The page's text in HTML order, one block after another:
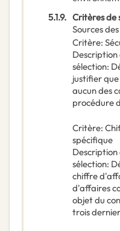
5.1.9. Critères de
Sources
Critère:
sélection:
justifier
aucun des
procédure
Critère:
spécifique
sélection:
chiffre
d'affaires
objet du
trois